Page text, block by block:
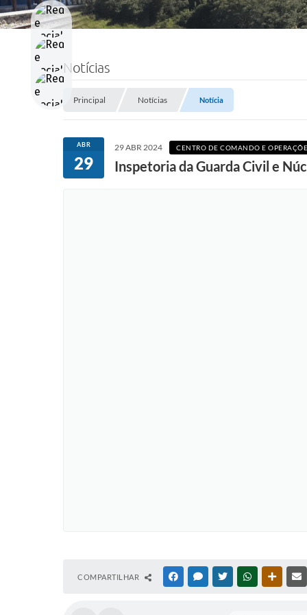
Notícias
Principal Notícias Notícia
ABR
29
29 ABR 2024 CENTRO DE COMANDO E
Inspetoria da Guarda Civil e
COMPARTILHAR FACEBOOKMESSENGER
TWITTERWHATSAPP